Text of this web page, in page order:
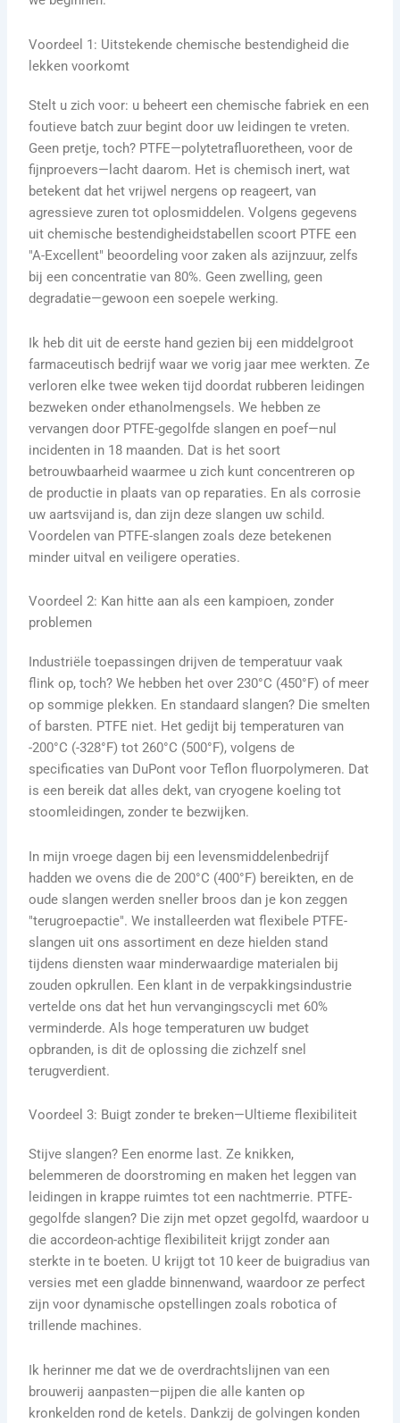
Voordeel 1: Uitstekende chemische bestendigheid die
lekken voorkomt
Stelt u zich voor: u beheert een chemische fabriek en een
foutieve batch zuur begint door uw leidingen te vreten.
Geen pretje, toch? PTFE—polytetrafluoretheen, voor de
fijnproevers—lacht daarom. Het is chemisch inert, wat
betekent dat het vrijwel nergens op reageert, van
agressieve zuren tot oplosmiddelen. Volgens gegevens
uit chemische bestendigheidstabellen scoort PTFE een
"A-Excellent" beoordeling voor zaken als azijnzuur, zelfs
bij een concentratie van 80%. Geen zwelling, geen
degradatie—gewoon een soepele werking.
Ik heb dit uit de eerste hand gezien bij een middelgroot
farmaceutisch bedrijf waar we vorig jaar mee werkten. Ze
verloren elke twee weken tijd doordat rubberen leidingen
bezweken onder ethanolmengsels. We hebben ze
vervangen door PTFE-gegolfde slangen en poef—nul
incidenten in 18 maanden. Dat is het soort
betrouwbaarheid waarmee u zich kunt concentreren op
de productie in plaats van op reparaties. En als corrosie
uw aartsvijand is, dan zijn deze slangen uw schild.
Voordelen van PTFE-slangen zoals deze betekenen
minder uitval en veiligere operaties.
Voordeel 2: Kan hitte aan als een kampioen, zonder
problemen
Industriële toepassingen drijven de temperatuur vaak
flink op, toch? We hebben het over 230°C (450°F) of meer
op sommige plekken. En standaard slangen? Die smelten
of barsten. PTFE niet. Het gedijt bij temperaturen van
-200°C (-328°F) tot 260°C (500°F), volgens de
specificaties van DuPont voor Teflon fluorpolymeren. Dat
is een bereik dat alles dekt, van cryogene koeling tot
stoomleidingen, zonder te bezwijken.
In mijn vroege dagen bij een levensmiddelenbedrijf
hadden we ovens die de 200°C (400°F) bereikten, en de
oude slangen werden sneller broos dan je kon zeggen
"terugroepactie". We installeerden wat flexibele PTFE-
slangen uit ons assortiment en deze hielden stand
tijdens diensten waar minderwaardige materialen bij
zouden opkrullen. Een klant in de verpakkingsindustrie
vertelde ons dat het hun vervangingscycli met 60%
verminderde. Als hoge temperaturen uw budget
opbranden, is dit de oplossing die zichzelf snel
terugverdient.
Voordeel 3: Buigt zonder te breken—Ultieme flexibiliteit
Stijve slangen? Een enorme last. Ze knikken,
belemmeren de doorstroming en maken het leggen van
leidingen in krappe ruimtes tot een nachtmerrie. PTFE-
gegolfde slangen? Die zijn met opzet gegolfd, waardoor u
die accordeon-achtige flexibiliteit krijgt zonder aan
sterkte in te boeten. U krijgt tot 10 keer de buigradius van
versies met een gladde binnenwand, waardoor ze perfect
zijn voor dynamische opstellingen zoals robotica of
trillende machines.
Ik herinner me dat we de overdrachtslijnen van een
brouwerij aanpasten—pijpen die alle kanten op
kronkelden rond de ketels. Dankzij de golvingen konden